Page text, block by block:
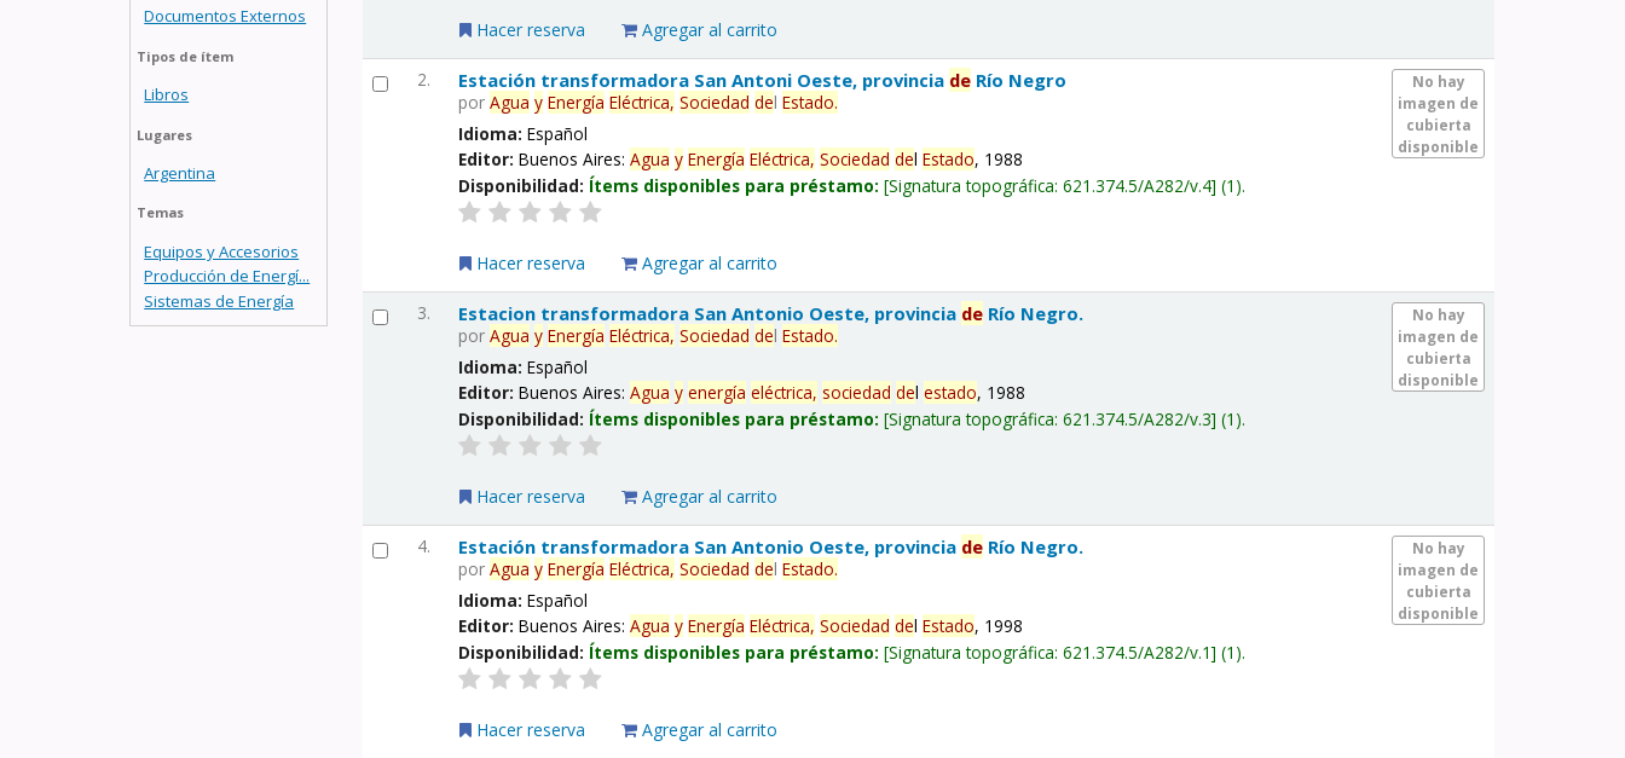
Documentos Externos
Tipos de ítem
Libros
Lugares
Argentina
Temas
Equipos y Accesorios
Producción de Energí...
Sistemas de Energía
Hacer reserva Agregar al carrito
2.
No hay
imagen de
cubierta
disponible
Estación transformadora San Antoni Oeste, provincia de Río Negro
porAgua y Energía Eléctrica, Sociedad delEstado.
Idioma:Español
Editor:Buenos Aires:Agua y Energía Eléctrica, Sociedad delEstado, 1988
Disponibilidad: Ítems disponibles para préstamo: Signatura topográfica:621.374.5/A282/v.4 (1).
Hacer reserva Agregar al carrito
3.
No hay
imagen de
cubierta
disponible
Estacion transformadora San Antonio Oeste, provincia de Río Negro.
porAgua y Energía Eléctrica, Sociedad delEstado.
Idioma:Español
Editor:Buenos Aires:Agua y energía eléctrica, sociedad delestado, 1988
Disponibilidad: Ítems disponibles para préstamo: Signatura topográfica:621.374.5/A282/v.3 (1).
Hacer reserva Agregar al carrito
4.
No hay
imagen de
cubierta
disponible
Estación transformadora San Antonio Oeste, provincia de Río Negro.
porAgua y Energía Eléctrica, Sociedad delEstado.
Idioma:Español
Editor:Buenos Aires:Agua y Energía Eléctrica, Sociedad delEstado, 1998
Disponibilidad: Ítems disponibles para préstamo: Signatura topográfica:621.374.5/A282/v.1 (1).
Hacer reserva Agregar al carrito